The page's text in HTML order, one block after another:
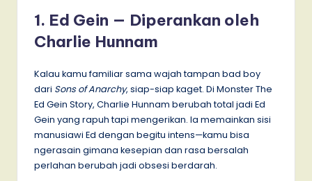
1. Ed Gein — Diperankan oleh
Charlie Hunnam
Kalau kamu familiar sama wajah tampan bad boy
dari Sons of Anarchy, siap-siap kaget. Di Monster The
Ed Gein Story, Charlie Hunnam berubah total jadi Ed
Gein yang rapuh tapi mengerikan. Ia memainkan sisi
manusiawi Ed dengan begitu intens—kamu bisa
ngerasain gimana kesepian dan rasa bersalah
perlahan berubah jadi obsesi berdarah.